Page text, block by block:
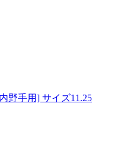
野手用] サイズ11.25